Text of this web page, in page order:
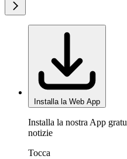
Installa la Web App
Installa la nostra App
notizie
Tocca